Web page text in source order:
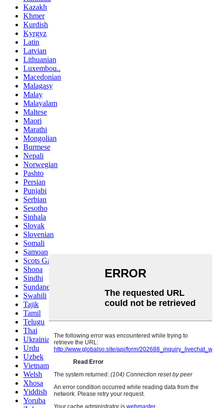
Kazakh
Khmer
Kurdish
Kyrgyz
Latin
Latvian
Lithuanian
Luxembou..
Macedonian
Malagasy
Malay
Malayalam
Maltese
Maori
Marathi
Mongolian
Burmese
Nepali
Norwegian
Pashto
Persian
Punjabi
Serbian
Sesotho
Sinhala
Slovak
Slovenian
Somali
Samoan
Scots Gaelic
Shona
Sindhi
Sundanese
Swahili
Tajik
Tamil
Telugu
Thai
Ukrainian
Urdu
Uzbek
Vietnamese
Welsh
Xhosa
Yiddish
Yoruba